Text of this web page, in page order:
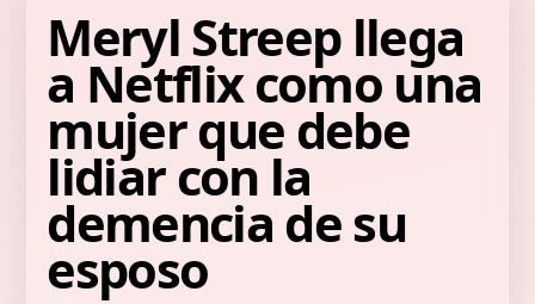
Meryl Streep llega
a Netflix como una
mujer que debe
lidiar con la
demencia de su
esposo